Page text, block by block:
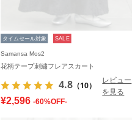
タイムセール対象 SALE
Samansa Mos2
花柄テープ刺繍フレアスカート
4.8 （10）
レビュー
を見る
¥2,596 -60%OFF-